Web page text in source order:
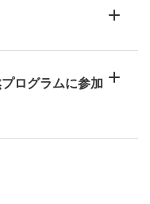
ログラムに参加